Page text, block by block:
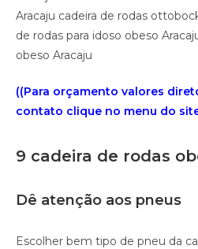
Aracaju cadeira de rodas
de rodas para idoso obeso
obeso Aracaju
((Para orçamento valores
contato clique no menu do
9 cadeira de rodas
Dê atenção aos pneus
Escolher bem tipo de pneu da